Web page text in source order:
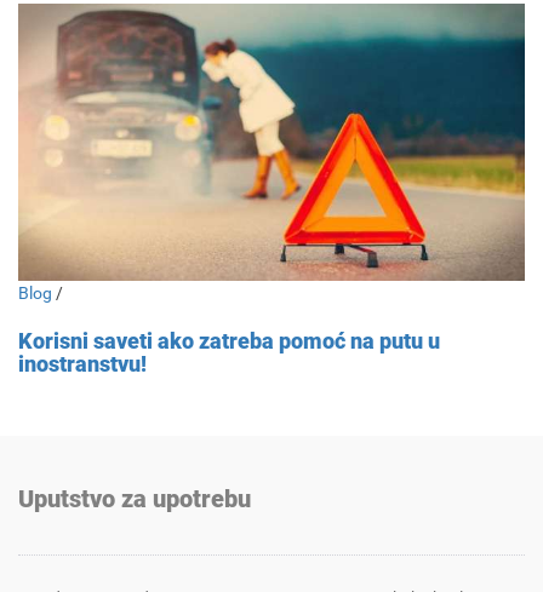
Blog /
Korisni saveti ako zatreba pomoć na putu u
inostranstvu!
Uputstvo za upotrebu